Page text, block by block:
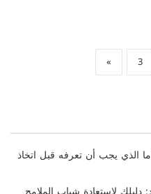
3
»
الذي يجب أن تعرفه قبل اتخاذ